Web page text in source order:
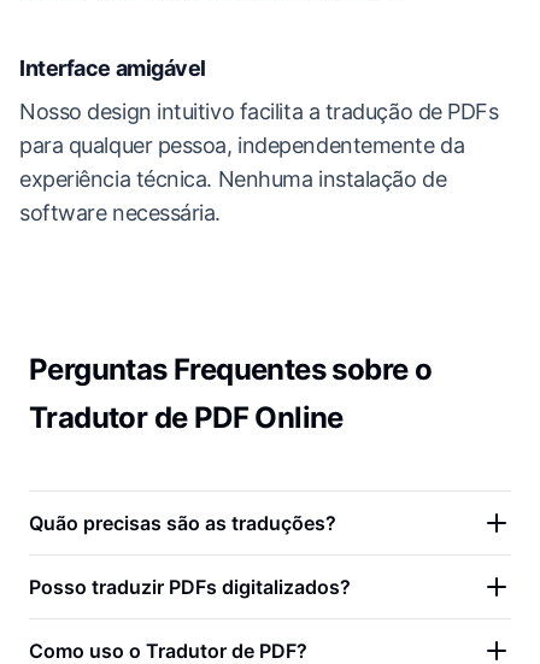
Interface amigável
Nosso design intuitivo facilita a tradução de PDFs
para qualquer pessoa, independentemente da
experiência técnica. Nenhuma instalação de
software necessária.
Perguntas Frequentes sobre o
Tradutor de PDF Online
Quão precisas são as traduções?
Posso traduzir PDFs digitalizados?
Como uso o Tradutor de PDF?